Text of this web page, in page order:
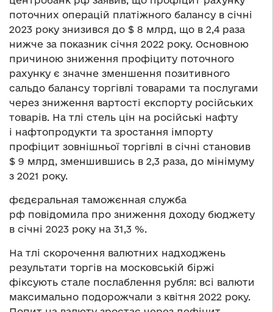
поточних операцій платіжного балансу в січні
2023 року знизився до $ 8 млрд, що в 2,4 раза
нижче за показник січня 2022 року. Основною
причиною зниження профіциту поточного
рахунку є значне зменшення позитивного
сальдо балансу торгівлі товарами та послугами
через зниження вартості експорту російських
товарів. На тлі стель цін на російські нафту
і нафтопродукти та зростання імпорту
профіцит зовнішньої торгівлі в січні становив
$ 9 млрд, зменшившись в 2,3 раза, до мінімуму
з 2021 року.
фєдєральная таможєнная служба
рф повідомила про зниження доходу бюджету
в січні 2023 року на 31,3 %.
На тлі скорочення валютних надходжень
результати торгів на московській біржі
фіксують стале послаблення рубля: всі валюти
максимально подорожчали з квітня 2022 року.